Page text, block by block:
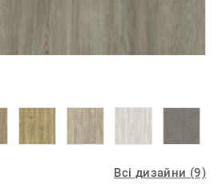
Всі дизайни (9)